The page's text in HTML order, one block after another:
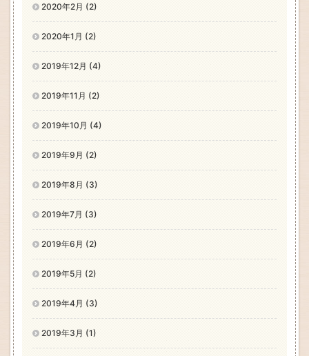
2020年2月 (2)
2020年1月 (2)
2019年12月 (4)
2019年11月 (2)
2019年10月 (4)
2019年9月 (2)
2019年8月 (3)
2019年7月 (3)
2019年6月 (2)
2019年5月 (2)
2019年4月 (3)
2019年3月 (1)